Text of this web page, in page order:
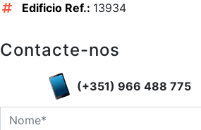
Edificio Ref.: 13934
Contacte-nos
(+351) 966 488 775